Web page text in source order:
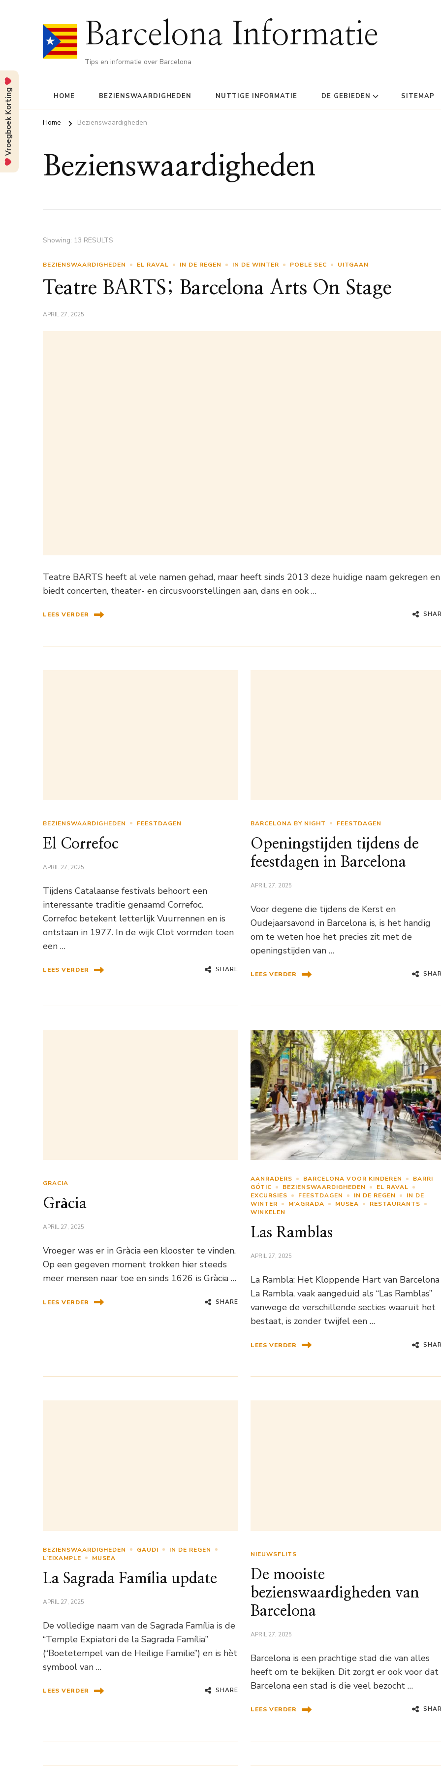
Barcelona Informatie
Tips en informatie over Barcelona
HOME BEZIENSWAARDIGHEDEN NUTTIGE INFORMATIE DE GEBIEDEN SITEMAP
Home Bezienswaardigheden
Bezienswaardigheden
Showing: 13 RESULTS
BEZIENSWAARDIGHEDEN EL RAVAL IN DE REGEN IN DE WINTER POBLE SEC UITGAAN
Teatre BARTS; Barcelona Arts On Stage
APRIL 27, 2025
Teatre BARTS heeft al vele namen gehad, maar heeft sinds 2013 deze huidige naam gekregen en
biedt concerten, theater- en circusvoorstellingen aan, dans en ook …
LEES VERDER
BEZIENSWAARDIGHEDEN FEESTDAGEN
El Correfoc
APRIL 27, 2025
Tijdens Catalaanse festivals behoort een
interessante traditie genaamd Correfoc.
Correfoc betekent letterlijk Vuurrennen en is
ontstaan in 1977. In de wijk Clot vormden toen
een …
LEES VERDER SHARE
BARCELONA BY NIGHT FEESTDAGEN
Openingstijden tijdens de
feestdagen in Barcelona
APRIL 27, 2025
Voor degene die tijdens de Kerst en
Oudejaarsavond in Barcelona is, is het handig
om te weten hoe het precies zit met de
openingstijden van …
LEES VERDER
GRACIA
Gràcia
APRIL 27, 2025
Vroeger was er in Gràcia een klooster te vinden.
Op een gegeven moment trokken hier steeds
meer mensen naar toe en sinds 1626 is Gràcia …
LEES VERDER SHARE
AANRADERS BARCELONA VOOR KINDEREN
BARRI
GÓTIC
BEZIENSWAARDIGHEDEN
EL RAVAL
EXCURSIES
FEESTDAGEN IN DE REGEN
IN DE
WINTER
M’AGRADA MUSEA
RESTAURANTS
WINKELEN
Las Ramblas
APRIL 27, 2025
La Rambla: Het Kloppende Hart van Barcelona
La Rambla, vaak aangeduid als “Las Ramblas”
vanwege de verschillende secties waaruit het
bestaat, is zonder twijfel een …
LEES VERDER
BEZIENSWAARDIGHEDEN GAUDI
IN DE REGEN
L’EIXAMPLE
MUSEA
La Sagrada Família update
APRIL 27, 2025
De volledige naam van de Sagrada Família is de
“Temple Expiatori de la Sagrada Família”
(“Boetetempel van de Heilige Familie”) en is hèt
symbool van …
LEES VERDER SHARE
NIEUWSFLITS
De mooiste
bezienswaardigheden van
Barcelona
APRIL 27, 2025
Barcelona is een prachtige stad die van alles
heeft om te bekijken. Dit zorgt er ook voor dat
Barcelona een stad is die veel bezocht …
LEES VERDER
Vroegboek Korting